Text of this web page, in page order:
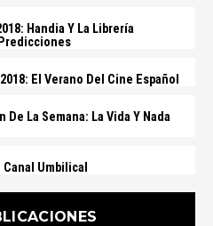
Handia Y La Librería
El Verano Del Cine Español
De La Semana: La Vida Y Nada
Umbilical